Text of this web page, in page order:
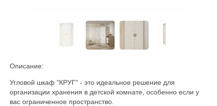
Описание:
Угловой шкаф "КРУГ" - это идеальное решение для
организации хранения в детской комнате, особенно если у
вас ограниченное пространство.